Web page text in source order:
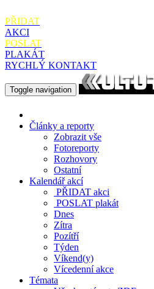
PŘIDAT
AKCI
POSLAT
PLAKÁT
RYCHLÝ KONTAKT
Toggle navigation
Články a reporty
Zobrazit vše
Fotoreporty
Rozhovory
Ostatní
Kalendář akcí
PŘIDAT akci
POSLAT plakát
Dnes
Zítra
Pozítří
Týden
Víkend(y)
Vícedenní akce
Témata